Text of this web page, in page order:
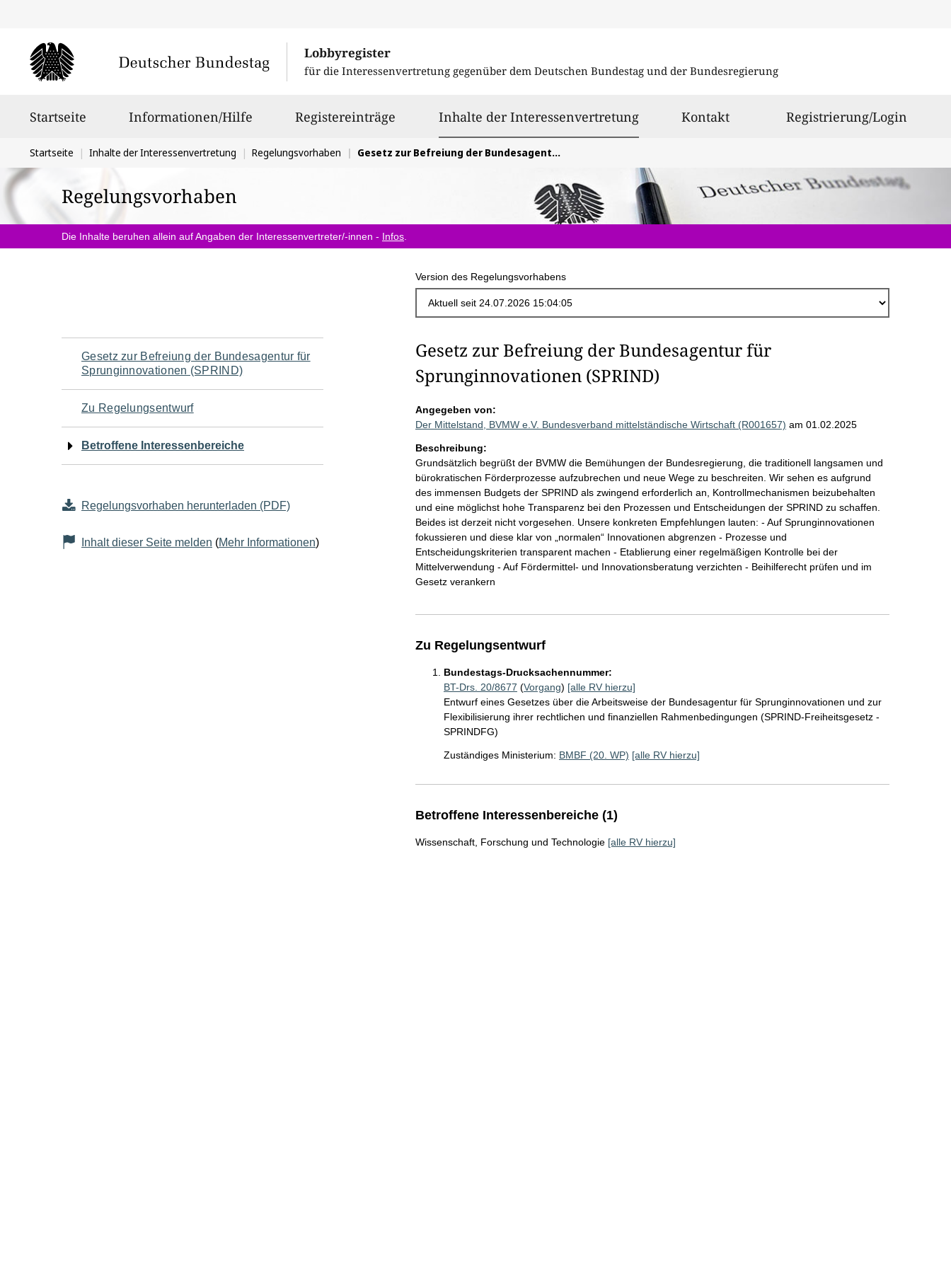
Lobbyregister
für die Interessenvertretung gegenüber dem Deutschen Bundestag und der Bundesregierung
Startseite Informationen/Hilfe Registereinträge Inhalte der Interessenvertretungausgewählt
Kontakt Registrierung/Login
Sie
befinden
sich
hier:
Startseite Inhalte der Interessenvertretung Regelungsvorhaben Gesetz zur Befreiung der Bundesagentur für Sprunginnovationen (SPRIND)
Regelungsvorhaben
Die Inhalte beruhen allein auf Angaben der Interessenvertreter/-innen - Infos
Version des Regelungsvorhabens
Navigation
für
den
Seiteninhalt
Gesetz zur Befreiung der Bundesagentur für
Sprunginnovationen (SPRIND)
Zu Regelungsentwurf
Betroffene Interessenbereiche
Regelungsvorhaben herunterladen (PDF)
Inhalt dieser Seite melden (Mehr Informationen)
Gesetz zur Befreiung der Bundesagentur für
Sprunginnovationen (SPRIND)
Angegeben von:
Der Mittelstand, BVMW e.V. Bundesverband mittelständische Wirtschaft (R001657) am 01.02.2025
Beschreibung:
Grundsätzlich begrüßt der BVMW die Bemühungen der Bundesregierung, die traditionell langsamen und
bürokratischen Förderprozesse aufzubrechen und neue Wege zu beschreiten. Wir sehen es aufgrund
des immensen Budgets der SPRIND als zwingend erforderlich an, Kontrollmechanismen beizubehalten
und eine möglichst hohe Transparenz bei den Prozessen und Entscheidungen der SPRIND zu schaffen.
Beides ist derzeit nicht vorgesehen. Unsere konkreten Empfehlungen lauten: - Auf Sprunginnovationen
fokussieren und diese klar von „normalen“ Innovationen abgrenzen - Prozesse und
Entscheidungskriterien transparent machen - Etablierung einer regelmäßigen Kontrolle bei der
Mittelverwendung - Auf Fördermittel- und Innovationsberatung verzichten - Beihilferecht prüfen und im
Gesetz verankern
Zu Regelungsentwurf
Bundestags-Drucksachennummer:
BT-Drs. 20/8677 (Vorgang) [alle RV hierzu]
Entwurf eines Gesetzes über die Arbeitsweise der Bundesagentur für Sprunginnovationen und zur
Flexibilisierung ihrer rechtlichen und finanziellen Rahmenbedingungen (SPRIND-Freiheitsgesetz -
SPRINDFG)
Zuständiges Ministerium: BMBF (20. WP) [alle RV hierzu]
Betroffene Interessenbereiche (1)
Wissenschaft, Forschung und Technologie [alle RV hierzu]